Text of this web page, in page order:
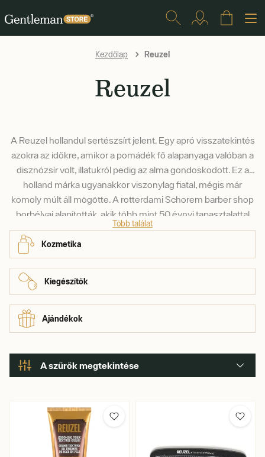
Kezdőlap Reuzel
Reuzel
A Reuzel hollandul sertészsírt jelent. Egy apró visszatekintés
azokra az időkre, amikor a pomádék fő alapanyaga valóban a
disznózsír volt, illatukról pedig az alma gondoskodott. Ez a
holland márka ugyanakkor viszonylag fiatal, mégis már
komoly múlt áll mögötte. A rotterdami Schorem barber shop
borbélyai alapították, akik több mint 50 évnyi tapasztalattal
rendelkeznek.
Több találat
Kozmetika
Kiegészítők
Ajándékok
A szűrők megtekintése